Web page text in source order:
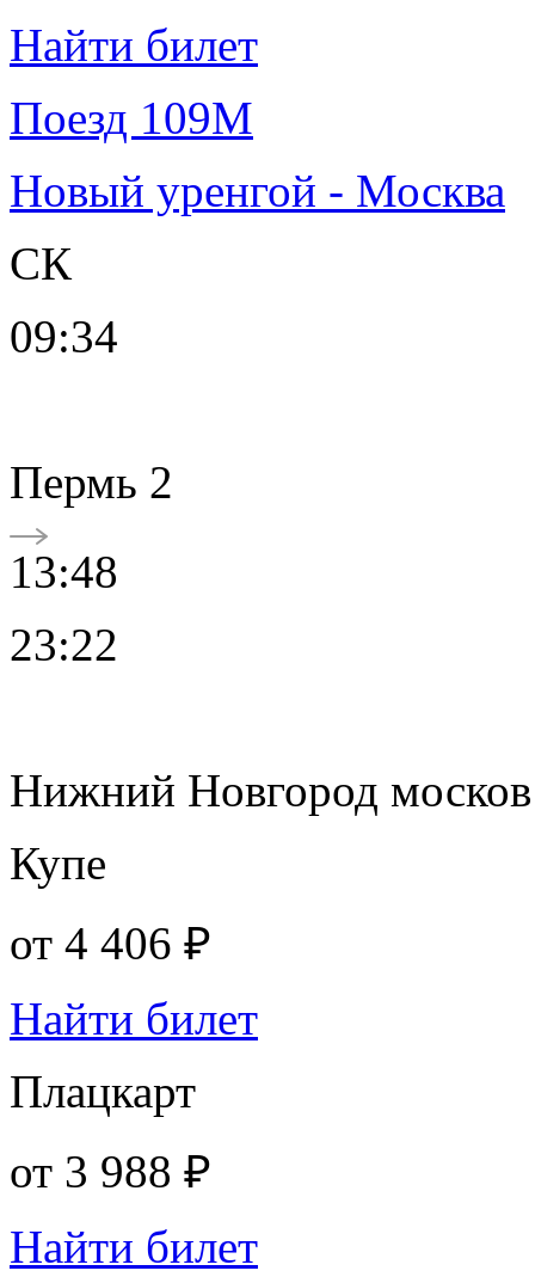
Найти билет
Поезд 109М
Новый уренгой - Москва
СК
09:34
Пермь 2
13:48
23:22
Нижний Новгород москов
Купе
от 4 406 ₽
Найти билет
Плацкарт
от 3 988 ₽
Найти билет